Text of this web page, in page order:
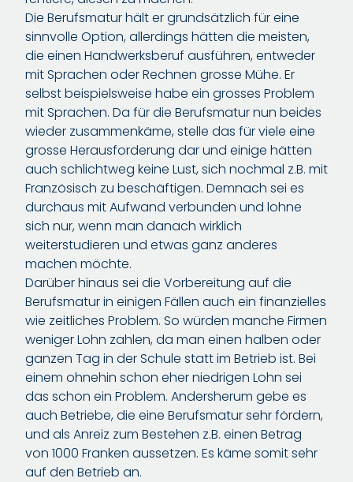
Die Berufsmatur hält er grundsätzlich für eine
sinnvolle Option, allerdings hätten die meisten,
die einen Handwerksberuf ausführen, entweder
mit Sprachen oder Rechnen grosse Mühe. Er
selbst beispielsweise habe ein grosses Problem
mit Sprachen. Da für die Berufsmatur nun beides
wieder zusammenkäme, stelle das für viele eine
grosse Herausforderung dar und einige hätten
auch schlichtweg keine Lust, sich nochmal z.B. mit
Französisch zu beschäftigen. Demnach sei es
durchaus mit Aufwand verbunden und lohne
sich nur, wenn man danach wirklich
weiterstudieren und etwas ganz anderes
machen möchte.
Darüber hinaus sei die Vorbereitung auf die
Berufsmatur in einigen Fällen auch ein finanzielles
wie zeitliches Problem. So würden manche Firmen
weniger Lohn zahlen, da man einen halben oder
ganzen Tag in der Schule statt im Betrieb ist. Bei
einem ohnehin schon eher niedrigen Lohn sei
das schon ein Problem. Andersherum gebe es
auch Betriebe, die eine Berufsmatur sehr fördern,
und als Anreiz zum Bestehen z.B. einen Betrag
von 1000 Franken aussetzen. Es käme somit sehr
auf den Betrieb an.